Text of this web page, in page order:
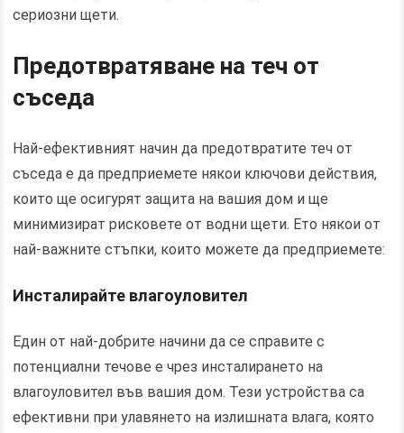
сериозни щети.
Предотвратяване на теч от
съседа
Най-ефективният начин да предотвратите теч от
съседа е да предприемете някои ключови действия,
които ще осигурят защита на вашия дом и ще
минимизират рисковете от водни щети. Ето някои от
най-важните стъпки, които можете да предприемете:
Инсталирайте влагоуловител
Един от най-добрите начини да се справите с
потенциални течове е чрез инсталирането на
влагоуловител във вашия дом. Тези устройства са
ефективни при улавянето на излишната влага, която